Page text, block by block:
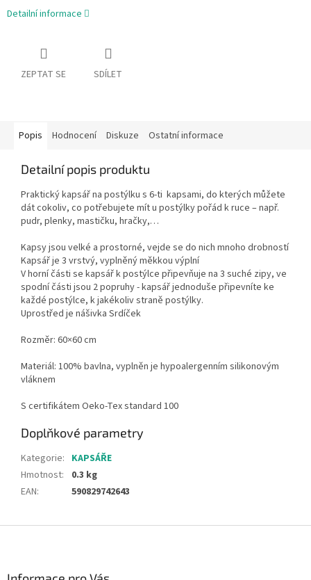
Detailní informace
ZEPTAT SE SDÍLET
Popis Hodnocení Diskuze Ostatní informace
Detailní popis produktu
Praktický kapsář na postýlku s 6-ti kapsami, do kterých můžete
dát cokoliv, co potřebujete mít u postýlky pořád k ruce – např.
pudr, plenky, mastičku, hračky,…
Kapsy jsou velké a prostorné, vejde se do nich mnoho drobností
Kapsář je 3 vrstvý, vyplněný měkkou výplní
V horní části se kapsář k postýlce připevňuje na 3 suché zipy, ve
spodní části jsou 2 popruhy - kapsář jednoduše připevníte ke
každé postýlce, k jakékoliv straně postýlky.
Uprostřed je nášivka Srdíček
Rozměr: 60×60 cm
Materiál: 100% bavlna, vyplněn je hypoalergenním silikonovým
vláknem
S certifikátem Oeko-Tex standard 100
Doplňkové parametry
Kategorie: KAPSÁŘE
Hmotnost:
0.3 kg
EAN: 590829742643